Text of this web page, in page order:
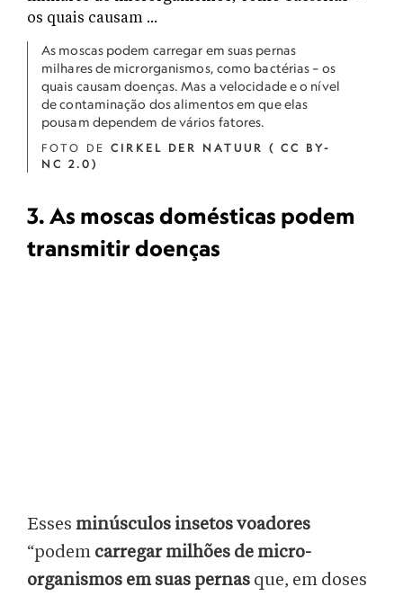
As moscas podem carregar em suas pernas
milhares de microrganismos, como bactérias – os
quais causam doenças. Mas a velocidade e o nível
de contaminação dos alimentos em que elas
pousam dependem de vários fatores.
FOTO DE CIRKEL DER NATUUR ( CC BY-
NC 2.0)
3. As moscas domésticas podem
transmitir doenças
Esses minúsculos insetos voadores
“podem carregar milhões de micro-
organismos em suas pernas que, em doses